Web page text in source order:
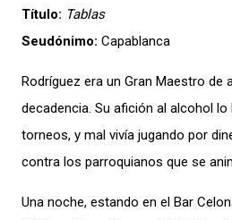
Título: Tablas
Seudónimo: Capablanca
Rodríguez era un Gran Maestro de
decadencia. Su afición al alcohol lo
torneos, y mal vivía jugando por
contra los parroquianos que se
Una noche, estando en el Bar